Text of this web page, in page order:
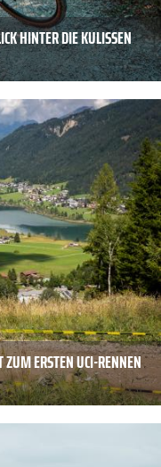
HINTER DIE KULISSEN
ERSTEN UCI-RENNEN